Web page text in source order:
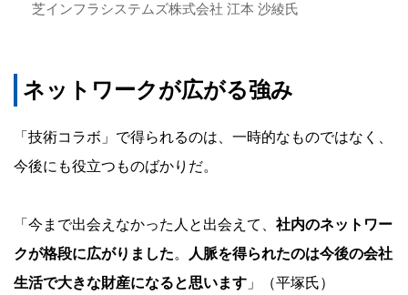
芝インフラシステムズ株式会社 江本 沙綾氏
ネットワークが広がる強み
「技術コラボ」で得られるのは、一時的なものではなく、
今後にも役立つものばかりだ。
「今まで出会えなかった人と出会えて、 社内のネットワー
クが格段に広がりました。
人脈を得られたのは今後の会社
生活で大きな財産になると思います 」（平塚氏）